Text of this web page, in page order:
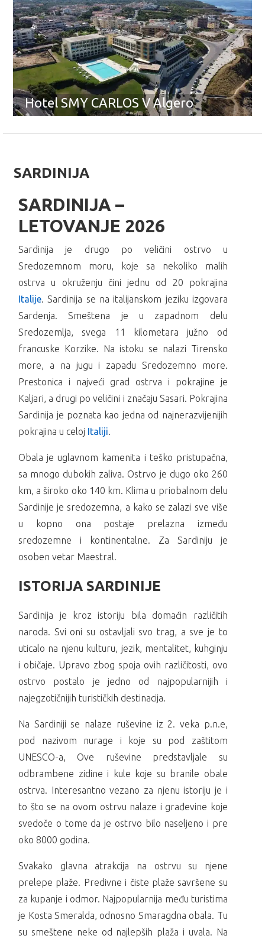
Hotel SMY CARLOS V Algero
SARDINIJA
SARDINIJA –
LETOVANJE 2026
Sardinija je drugo po veličini ostrvo u
Sredozemnom moru, koje sa nekoliko malih
ostrva u okruženju čini jednu od 20 pokrajina
Italije. Sardinija se na italijanskom jeziku izgovara
Sardenja. Smeštena je u zapadnom delu
Sredozemlja, svega 11 kilometara južno od
francuske Korzike. Na istoku se nalazi Tirensko
more, a na jugu i zapadu Sredozemno more.
Prestonica i najveći grad ostrva i pokrajine je
Kaljari, a drugi po veličini i značaju Sasari. Pokrajina
Sardinija je poznata kao jedna od najnerazvijenijih
pokrajina u celoj Italiji.
Obala je uglavnom kamenita i teško pristupačna,
sa mnogo dubokih zaliva. Ostrvo je dugo oko 260
km, a široko oko 140 km. Klima u priobalnom delu
Sardinije je sredozemna, a kako se zalazi sve više
u kopno ona postaje prelazna između
sredozemne i kontinentalne. Za Sardiniju je
osoben vetar Maestral.
ISTORIJA SARDINIJE
Sardinija je kroz istoriju bila domaćin različitih
naroda. Svi oni su ostavljali svo trag, a sve je to
uticalo na njenu kulturu, jezik, mentalitet, kuhginju
i običaje. Upravo zbog spoja ovih različitosti, ovo
ostrvo postalo je jedno od najpopularnijih i
najegzotičnijih turističkih destinacija.
Na Sardiniji se nalaze ruševine iz 2. veka p.n.e,
pod nazivom nurage i koje su pod zaštitom
UNESCO-a, Ove ruševine predstavljale su
odbrambene zidine i kule koje su branile obale
ostrva. Interesantno vezano za njenu istoriju je i
to što se na ovom ostrvu nalaze i građevine koje
svedoče o tome da je ostrvo bilo naseljeno i pre
oko 8000 godina.
Svakako glavna atrakcija na ostrvu su njene
prelepe plaže. Predivne i čiste plaže savršene su
za kupanje i odmor. Najpopularnija među turistima
je Kosta Smeralda, odnosno Smaragdna obala. Tu
su smeštene neke od najlepših plaža i uvala. Na